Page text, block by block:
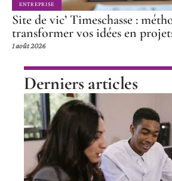
ENTREPRISE
Site de vic’ Timeschasse :
transformer vos idées en
1 août 2026
Derniers articles